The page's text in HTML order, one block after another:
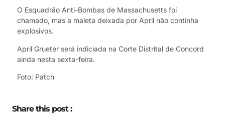
O Esquadrão Anti-Bombas de Massachusetts foi
chamado, mas a maleta deixada por April não continha
explosivos.
April Grueter será indiciada na Corte Distrital de Concord
ainda nesta sexta-feira.
Foto: Patch
Share this post :